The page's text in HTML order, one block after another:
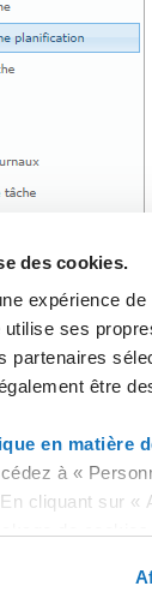
des cookies.
expérience
ses
partenaires
être
en matière
à «
cliquant sur «
nécessaires.
ajouter une
planifiées y
peut être
la semaine/Jours